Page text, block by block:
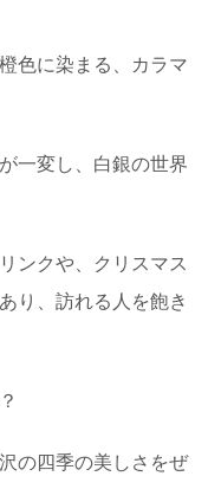
色に染まる、カラマ
一変し、白銀の世界
ンクや、クリスマス
り、訪れる人を飽き
の四季の美しさをぜ